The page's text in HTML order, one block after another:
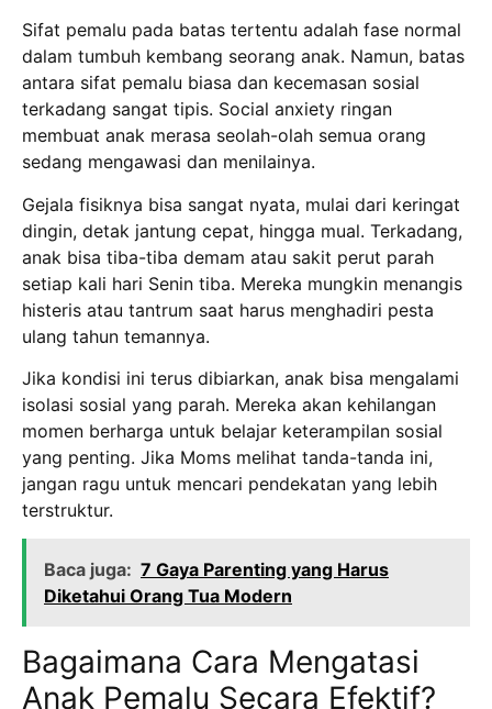
Sifat pemalu pada batas tertentu adalah fase normal
dalam tumbuh kembang seorang anak. Namun, batas
antara sifat pemalu biasa dan kecemasan sosial
terkadang sangat tipis. Social anxiety ringan
membuat anak merasa seolah-olah semua orang
sedang mengawasi dan menilainya.
Gejala fisiknya bisa sangat nyata, mulai dari keringat
dingin, detak jantung cepat, hingga mual. Terkadang,
anak bisa tiba-tiba demam atau sakit perut parah
setiap kali hari Senin tiba. Mereka mungkin menangis
histeris atau tantrum saat harus menghadiri pesta
ulang tahun temannya.
Jika kondisi ini terus dibiarkan, anak bisa mengalami
isolasi sosial yang parah. Mereka akan kehilangan
momen berharga untuk belajar keterampilan sosial
yang penting. Jika Moms melihat tanda-tanda ini,
jangan ragu untuk mencari pendekatan yang lebih
terstruktur.
Baca juga: 7 Gaya Parenting yang Harus
Diketahui Orang Tua Modern
Bagaimana Cara Mengatasi
Anak Pemalu Secara Efektif?